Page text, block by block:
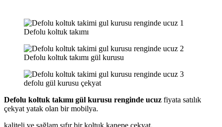
Defolu koltuk takımı
Defolu koltuk takımı gül kurusu
defolu gül kurusu çekyat
Defolu koltuk takımı gül kurusu renginde ucuz fiyata satılık
çekyat yatak olan bir mobilya.
kaliteli ve sağlam sıfır bir koltuk kanepe çekyat.